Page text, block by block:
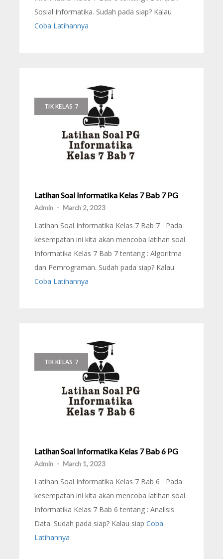
Sosial Informatika. Sudah pada siap? Kalau
Coba Latihannya
TIK KELAS 7
Latihan Soal Informatika Kelas 7 Bab 7 PG
Admin - March 2, 2023
Latihan Soal Informatika Kelas 7 Bab 7 Pada
kesempatan ini kita akan mencoba latihan soal
Informatika Kelas 7 Bab 7 tentang : Algoritma
dan Pemrograman. Sudah pada siap? Kalau
Coba Latihannya
TIK KELAS 7
Latihan Soal Informatika Kelas 7 Bab 6 PG
Admin - March 1, 2023
Latihan Soal Informatika Kelas 7 Bab 6 Pada
kesempatan ini kita akan mencoba latihan soal
Informatika Kelas 7 Bab 6 tentang : Analisis
Data. Sudah pada siap? Kalau siap Coba
Latihannya